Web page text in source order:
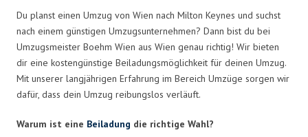
Du planst einen Umzug von Wien nach Milton Keynes und suchst
nach einem günstigen Umzugsunternehmen? Dann bist du bei
Umzugsmeister Boehm Wien aus Wien genau richtig! Wir bieten
dir eine kostengünstige Beiladungsmöglichkeit für deinen Umzug.
Mit unserer langjährigen Erfahrung im Bereich Umzüge sorgen wir
dafür, dass dein Umzug reibungslos verläuft.
Warum ist eine Beiladung die richtige Wahl?